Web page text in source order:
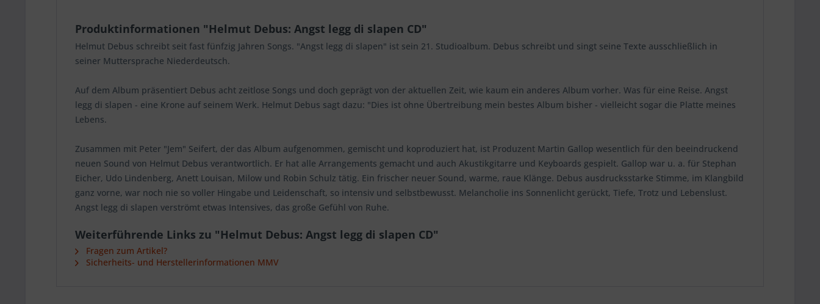
Produktinformationen "Helmut Debus: Angst legg di slapen CD"
Helmut Debus schreibt seit fast fünfzig Jahren Songs. "Angst legg di slapen" ist sein 21. Studioalbum. Debus schreibt und singt seine Texte ausschließlich in
seiner Muttersprache Niederdeutsch.
Auf dem Album präsentiert Debus acht zeitlose Songs und doch geprägt von der aktuellen Zeit, wie kaum ein anderes Album vorher. Was für eine Reise. Angst
legg di slapen - eine Krone auf seinem Werk. Helmut Debus sagt dazu: "Dies ist ohne Übertreibung mein bestes Album bisher - vielleicht sogar die Platte meines
Lebens.
Zusammen mit Peter "Jem" Seifert, der das Album aufgenommen, gemischt und koproduziert hat, ist Produzent Martin Gallop wesentlich für den beeindruckend
neuen Sound von Helmut Debus verantwortlich. Er hat alle Arrangements gemacht und auch Akustikgitarre und Keyboards gespielt. Gallop war u. a. für Stephan
Eicher, Udo Lindenberg, Anett Louisan, Milow und Robin Schulz tätig. Ein frischer neuer Sound, warme, raue Klänge. Debus ausdrucksstarke Stimme, im Klangbild
ganz vorne, war noch nie so voller Hingabe und Leidenschaft, so intensiv und selbstbewusst. Melancholie ins Sonnenlicht gerückt, Tiefe, Trotz und Lebenslust.
Angst legg di slapen verströmt etwas Intensives, das große Gefühl von Ruhe.
Weiterführende Links zu "Helmut Debus: Angst legg di slapen CD"
Fragen zum Artikel?
Sicherheits- und Herstellerinformationen MMV